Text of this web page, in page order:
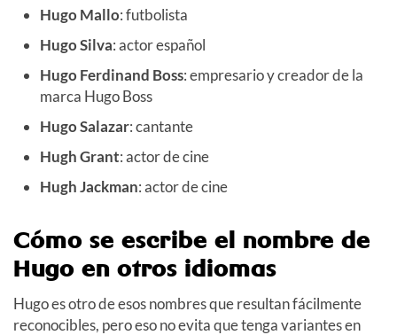
Hugo Mallo: futbolista
Hugo Silva: actor español
Hugo Ferdinand Boss: empresario y creador de la
marca Hugo Boss
Hugo Salazar: cantante
Hugh Grant: actor de cine
Hugh Jackman: actor de cine
Cómo se escribe el nombre de
Hugo en otros idiomas
Hugo es otro de esos nombres que resultan fácilmente
reconocibles, pero eso no evita que tenga variantes en